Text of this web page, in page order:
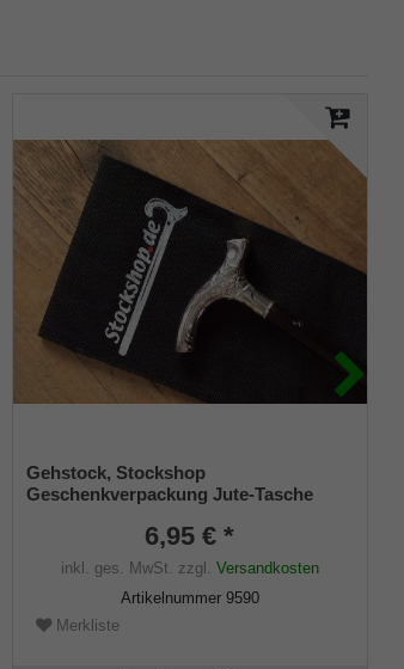
Gehstock, Stockshop
Geschenkverpackung Jute-Tasche
6,95 € *
inkl. ges. MwSt. zzgl. Versandkosten
Artikelnummer 9590
Merkliste